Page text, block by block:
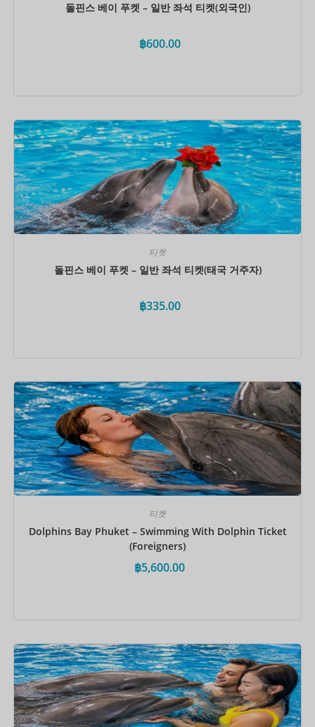
돌핀스 베이 푸켓 – 일반 좌석 티켓(외국인)
฿600.00
지금 예약하세요
티켓
돌핀스 베이 푸켓 – 일반 좌석 티켓(태국 거주자)
฿335.00
지금 예약하세요
티켓
Dolphins Bay Phuket – Swimming With Dolphin Ticket
(Foreigners)
฿5,600.00
지금 예약하세요